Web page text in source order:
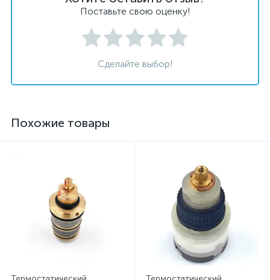
Поставьте свою оценку!
Сделайте выбор!
Похожие товары